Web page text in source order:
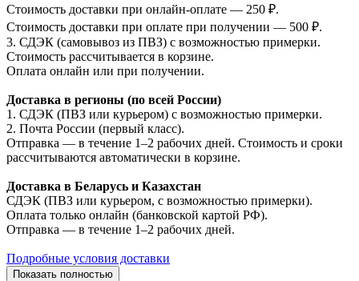
Стоимость доставки при онлайн-оплате — 250 ₽.
Стоимость доставки при оплате при получении — 500 ₽.
3. СДЭК (самовывоз из ПВЗ) с возможностью примерки.
Стоимость рассчитывается в корзине.
Оплата онлайн или при получении.
Доставка в регионы (по всей России)
1. СДЭК (ПВЗ или курьером) с возможностью примерки.
2. Почта России (первый класс).
Отправка — в течение 1–2 рабочих дней. Стоимость и сроки
рассчитываются автоматически в корзине.
Доставка в Беларусь и Казахстан
СДЭК (ПВЗ или курьером, с возможностью примерки).
Оплата только онлайн (банковской картой РФ).
Отправка — в течение 1–2 рабочих дней.
Подробные условия доставки
Показать полностью